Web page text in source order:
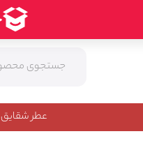
عطر شقایق